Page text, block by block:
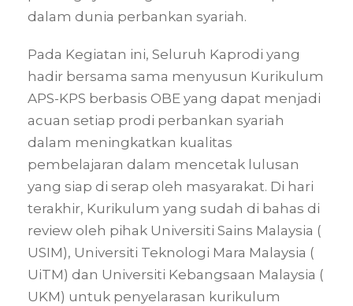
dalam dunia perbankan syariah.
Pada Kegiatan ini, Seluruh Kaprodi yang
hadir bersama sama menyusun Kurikulum
APS-KPS berbasis OBE yang dapat menjadi
acuan setiap prodi perbankan syariah
dalam meningkatkan kualitas
pembelajaran dalam mencetak lulusan
yang siap di serap oleh masyarakat. Di hari
terakhir, Kurikulum yang sudah di bahas di
review oleh pihak Universiti Sains Malaysia (
USIM), Universiti Teknologi Mara Malaysia (
UiTM) dan Universiti Kebangsaan Malaysia (
UKM) untuk penyelarasan kurikulum